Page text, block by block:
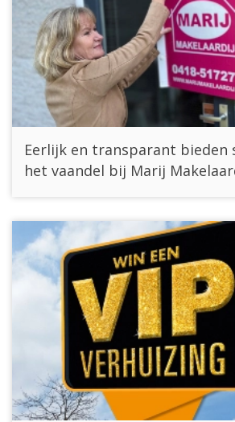
Eerlijk en transparant bieden
het vaandel bij Marij